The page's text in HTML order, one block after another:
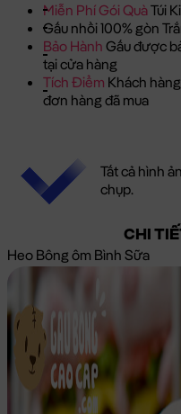
Miễn Phí Gói QuàTúi
Gấu nhồi 100% gòn
Bảo Hành Gấu được
tại cửa hàng
Tích Điểm Khách
đơn hàng đã mua
Tất cả hình
chụp.
CHI
Heo Bông ôm Bình Sữa